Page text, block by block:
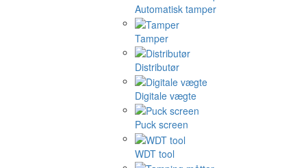
Automatisk tamper
Tamper
Distributør
Digitale vægte
Puck screen
WDT tool